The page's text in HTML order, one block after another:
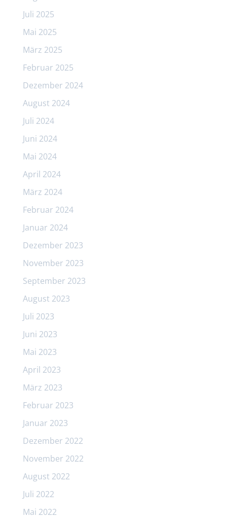
Juli 2025
Mai 2025
März 2025
Februar 2025
Dezember 2024
August 2024
Juli 2024
Juni 2024
Mai 2024
April 2024
März 2024
Februar 2024
Januar 2024
Dezember 2023
November 2023
September 2023
August 2023
Juli 2023
Juni 2023
Mai 2023
April 2023
März 2023
Februar 2023
Januar 2023
Dezember 2022
November 2022
August 2022
Juli 2022
Mai 2022